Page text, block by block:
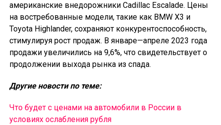
американские внедорожники Cadillac Escalade. Цены
на востребованные модели, такие как BMW X3 и
Toyota Highlander, сохраняют конкурентоспособность,
стимулируя рост продаж. В январе—апреле 2023 года
продажи увеличились на 9,6%, что свидетельствует о
продолжении выхода рынка из спада.
Другие новости по теме:
Что будет с ценами на автомобили в России в
условиях ослабления рубля